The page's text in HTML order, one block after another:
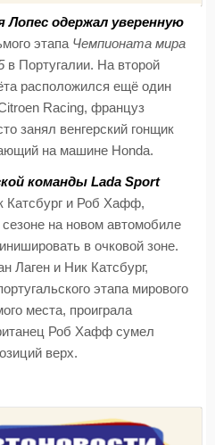
Лопес одержал уверенную
этапа Чемпионата мира
в Португалии. На второй
расположился ещё один
Racing, француз
занял венгерский гонщик
на машине Honda.
команды Lada Sport
Катсбург и Роб Хафф,
на новом автомобиле
в очковой зоне.
Лаген и Ник Катсбург,
этапа мирового
места, проиграла
Роб Хафф сумел
верх.